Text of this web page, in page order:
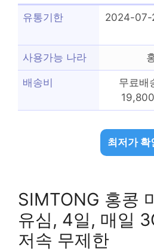
유통기한
2024-07-
사용가능 나라
배송비
무료배
최저가 확
SIMTONG 홍콩
유심, 4일, 매일
저속 무제한